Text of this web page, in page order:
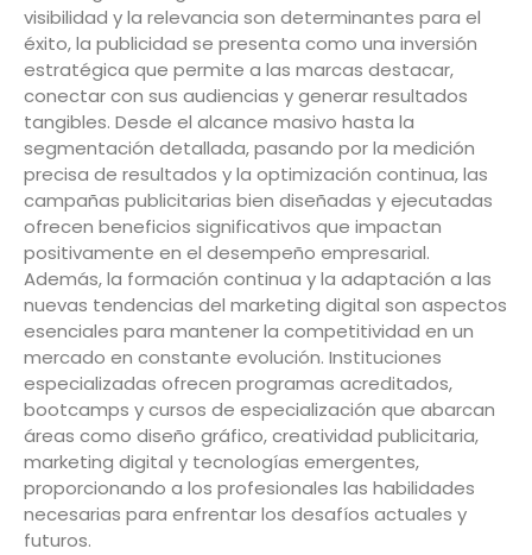
visibilidad y la relevancia son determinantes para el
éxito, la publicidad se presenta como una inversión
estratégica que permite a las marcas destacar,
conectar con sus audiencias y generar resultados
tangibles. Desde el alcance masivo hasta la
segmentación detallada, pasando por la medición
precisa de resultados y la optimización continua, las
campañas publicitarias bien diseñadas y ejecutadas
ofrecen beneficios significativos que impactan
positivamente en el desempeño empresarial.
Además, la formación continua y la adaptación a las
nuevas tendencias del marketing digital son aspectos
esenciales para mantener la competitividad en un
mercado en constante evolución. Instituciones
especializadas ofrecen programas acreditados,
bootcamps y cursos de especialización que abarcan
áreas como diseño gráfico, creatividad publicitaria,
marketing digital y tecnologías emergentes,
proporcionando a los profesionales las habilidades
necesarias para enfrentar los desafíos actuales y
futuros.